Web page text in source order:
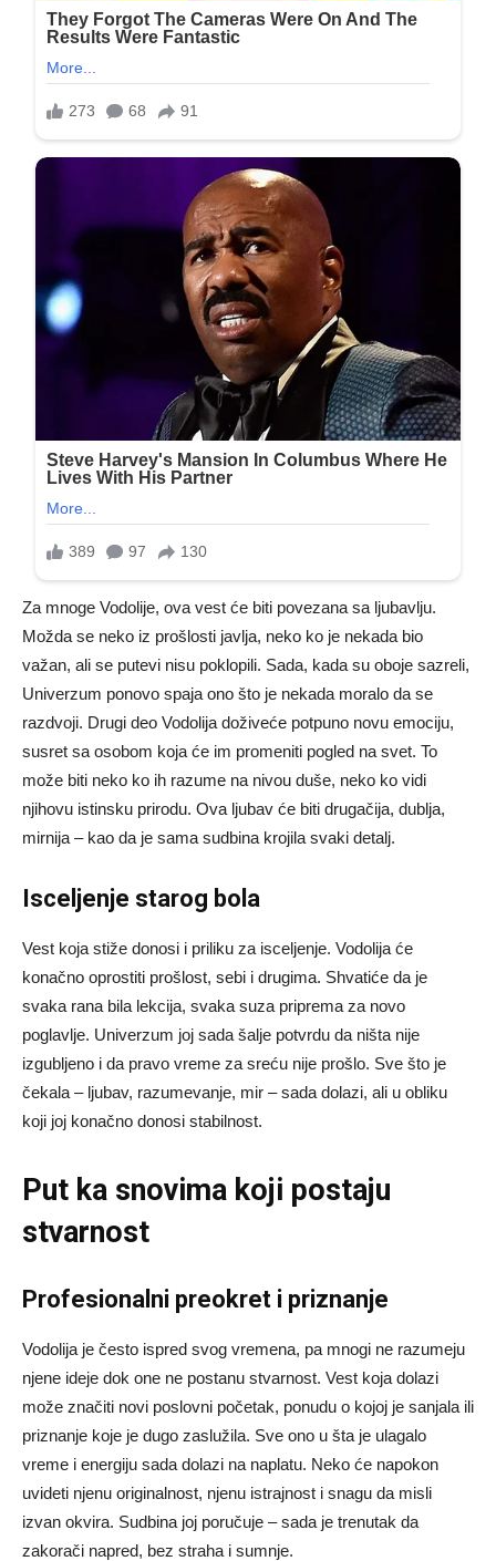
Za mnoge Vodolije, ova vest će biti povezana sa ljubavlju.
Možda se neko iz prošlosti javlja, neko ko je nekada bio
važan, ali se putevi nisu poklopili. Sada, kada su oboje sazreli,
Univerzum ponovo spaja ono što je nekada moralo da se
razdvoji. Drugi deo Vodolija doživeće potpuno novu emociju,
susret sa osobom koja će im promeniti pogled na svet. To
može biti neko ko ih razume na nivou duše, neko ko vidi
njihovu istinsku prirodu. Ova ljubav će biti drugačija, dublja,
mirnija – kao da je sama sudbina krojila svaki detalj.
Isceljenje starog bola
Vest koja stiže donosi i priliku za isceljenje. Vodolija će
konačno oprostiti prošlost, sebi i drugima. Shvatiće da je
svaka rana bila lekcija, svaka suza priprema za novo
poglavlje. Univerzum joj sada šalje potvrdu da ništa nije
izgubljeno i da pravo vreme za sreću nije prošlo. Sve što je
čekala – ljubav, razumevanje, mir – sada dolazi, ali u obliku
koji joj konačno donosi stabilnost.
Put ka snovima koji postaju
stvarnost
Profesionalni preokret i priznanje
Vodolija je često ispred svog vremena, pa mnogi ne razumeju
njene ideje dok one ne postanu stvarnost. Vest koja dolazi
može značiti novi poslovni početak, ponudu o kojoj je sanjala ili
priznanje koje je dugo zaslužila. Sve ono u šta je ulagalo
vreme i energiju sada dolazi na naplatu. Neko će napokon
uvideti njenu originalnost, njenu istrajnost i snagu da misli
izvan okvira. Sudbina joj poručuje – sada je trenutak da
zakorači napred, bez straha i sumnje.